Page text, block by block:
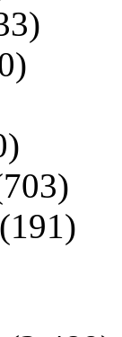
(191)